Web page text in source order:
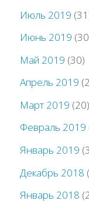
Июль 2019
Июнь 2019
Май 2019 (30)
Апрель 2019
Март 2019 (20)
Февраль 2019
Январь 2019
Декабрь 2018
Январь 2018